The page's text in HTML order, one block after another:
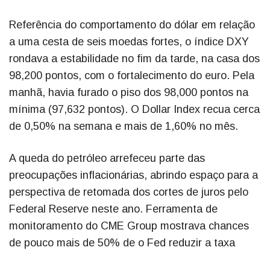
Referência do comportamento do dólar em relação
a uma cesta de seis moedas fortes, o índice DXY
rondava a estabilidade no fim da tarde, na casa dos
98,200 pontos, com o fortalecimento do euro. Pela
manhã, havia furado o piso dos 98,000 pontos na
mínima (97,632 pontos). O Dollar Index recua cerca
de 0,50% na semana e mais de 1,60% no mês.
A queda do petróleo arrefeceu parte das
preocupações inflacionárias, abrindo espaço para a
perspectiva de retomada dos cortes de juros pelo
Federal Reserve neste ano. Ferramenta de
monitoramento do CME Group mostrava chances
de pouco mais de 50% de o Fed reduzir a taxa